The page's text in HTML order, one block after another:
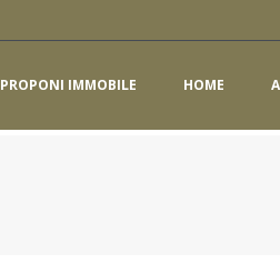
PROPONI IMMOBILE HOME